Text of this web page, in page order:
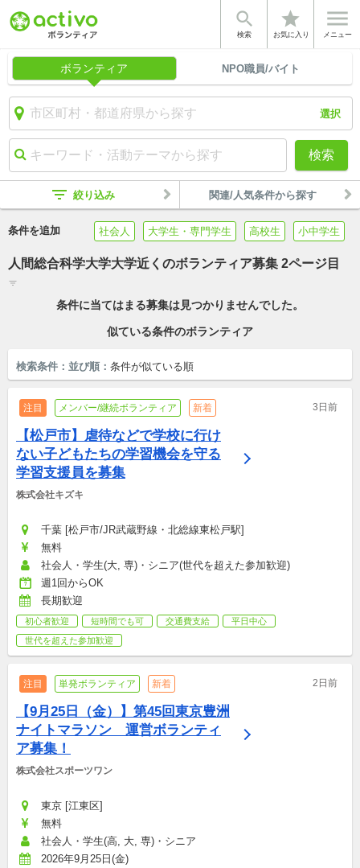

検索
star
お気に入り

メニュー
ボランティア NPO職員/バイト
選択
検索
filter_list 絞り込み 関連/人気条件から探す
条件を追加 社会人 大学生・専門学生 高校生 小中学生
人間総合科学大学大学近くのボランティア募集 2ページ目
filter_list
条件に当てはまる募集は見つかりませんでした。
似ている条件のボランティア
検索条件： 並び順： 条件が似ている順
注目 メンバー/継続ボランティア 新着 3日前
【松戸市】虐待などで学校に行け
ない子どもたちの学習機会を守る
学習支援員を募集
株式会社キズキ
千葉 [松戸市/JR武蔵野線・北総線東松戸駅]
無料
社会人・学生(大, 専)・シニア(世代を超えた参加歓迎)
週1回からOK
長期歓迎
初心者歓迎 短時間でも可 交通費支給
平日中心
世代を超えた参加歓迎
注目 単発ボランティア 新着 2日前
【9月25日（金）】第45回東京豊洲
ナイトマラソン　運営ボランティ
ア募集！
株式会社スポーツワン
東京 [江東区]
無料
社会人・学生(高, 大, 専)・シニア
2026年9月25日(金)